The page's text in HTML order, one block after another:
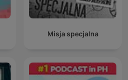
Misja specjalna